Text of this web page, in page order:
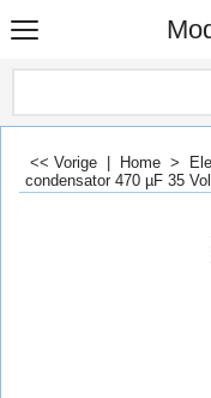
<< Vorige Home >
condensator 470 µF 35